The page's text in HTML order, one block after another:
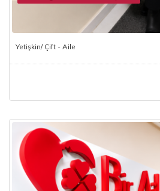
Yetişkin/ Çift - Aile